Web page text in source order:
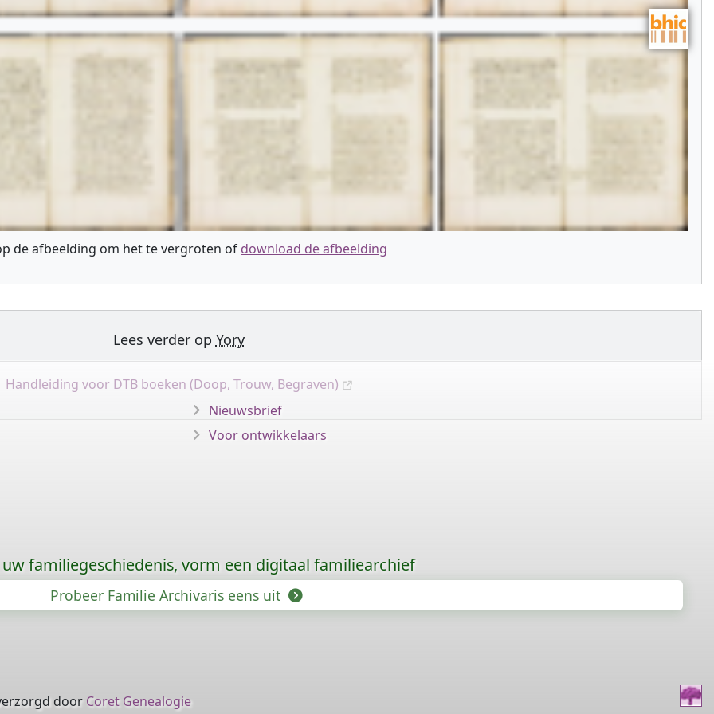
de afbeelding om het te vergroten of download de afbeelding
Lees verder op Yory
Handleiding voor DTB boeken (Doop, Trouw, Begraven)
Nieuwsbrief
Voor ontwikkelaars
familiegeschiedenis, vorm een digitaal familiearchief
Probeer Familie Archivaris eens uit
door Coret Genealogie